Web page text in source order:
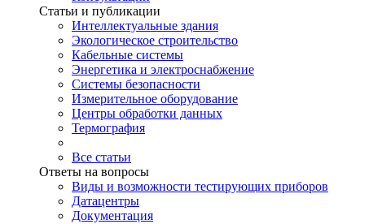
Статьи и публикации
Интеллектуальные здания
Экологическое строительство
Кабельные системы
Энергетика и электроснабжение
Системы безопасности
Измерительное оборудование
Центры обработки данных
Термография
Все статьи
Ответы на вопросы
Виды и возможности тестирующих приборов
Датацентры
Документация